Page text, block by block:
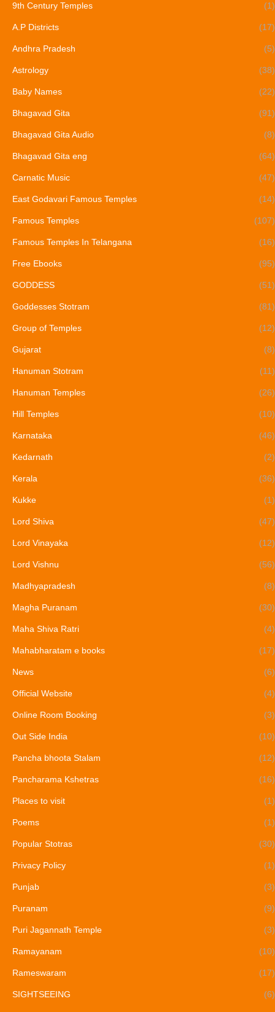
9th Century Temples (1)
A.P Districts (17)
Andhra Pradesh (5)
Astrology (38)
Baby Names (22)
Bhagavad Gita (91)
Bhagavad Gita Audio (8)
Bhagavad Gita eng (64)
Carnatic Music (47)
East Godavari Famous Temples (14)
Famous Temples (107)
Famous Temples In Telangana (16)
Free Ebooks (95)
GODDESS (51)
Goddesses Stotram (81)
Group of Temples (12)
Gujarat (8)
Hanuman Stotram (11)
Hanuman Temples (26)
Hill Temples (10)
Karnataka (46)
Kedarnath (2)
Kerala (36)
Kukke (1)
Lord Shiva (47)
Lord Vinayaka (12)
Lord Vishnu (56)
Madhyapradesh (8)
Magha Puranam (30)
Maha Shiva Ratri (4)
Mahabharatam e books (17)
News (6)
Official Website (4)
Online Room Booking (3)
Out Side India (10)
Pancha bhoota Stalam (12)
Pancharama Kshetras (16)
Places to visit (1)
Poems (1)
Popular Stotras (30)
Privacy Policy (1)
Punjab (3)
Puranam (9)
Puri Jagannath Temple (3)
Ramayanam (10)
Rameswaram (17)
SIGHTSEEING (6)